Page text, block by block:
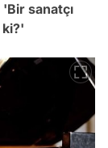
sanatçı